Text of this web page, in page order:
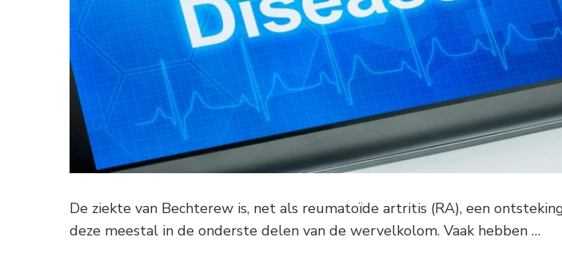
De ziekte van Bechterew is, net als reumatoïde artritis (RA), een
deze meestal in de onderste delen van de wervelkolom. Vaak hebben …